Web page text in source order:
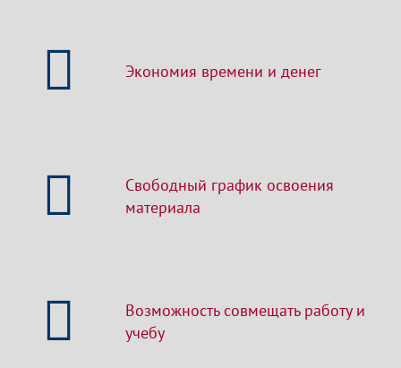
Экономия времени и денег
Свободный график освоения
материала
Возможность совмещать работу и
учебу